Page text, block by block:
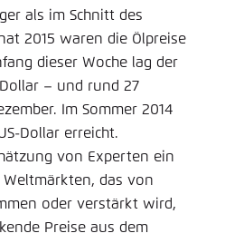
als im Schnitt des
2015 waren die Ölpreise
dieser Woche lag der
– und rund 27
Im Sommer 2014
Dollar erreicht.
von Experten ein
das von
oder verstärkt wird,
Preise aus dem